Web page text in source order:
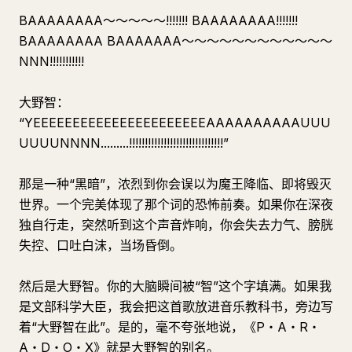
BAAAAAAAA〜〜〜〜〜!!!!!!! BAAAAAAAA!!!!!!!
BAAAAAAAA BAAAAAAA〜〜〜〜〜〜〜〜〜〜〜〜
NNN!!!!!!!!!!!
大野智：
“YEEEEEEEEEEEEEEEEEEEEEEAAAAAAAAAAUUU
UUUUNNNN.........!!!!!!!!!!!!!!!!!!!!!!!!!!!!!!”
那是一种“黑暗”，浓烈到你会误以为魔王降临、即将毁灭
世界。一个完美体现了那个词的恐怖前奏。如果你在深夜
独自行走，突然听到这个声音炸响，你会失去力气、膀胱
失控、口吐白沫，当场昏倒。
然后是大野智。你的大脑瞬间被“智”这个字填满。如果我
是文部科学大臣，我会把这首歌放进音乐教科书，旁边写
着“大野智在此”。是的，毫不夸张地说，《P・A・R・
A・D・O・X》就是大野智的别名。